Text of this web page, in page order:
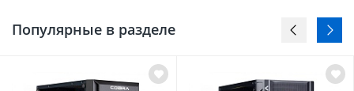
Популярные в разделе